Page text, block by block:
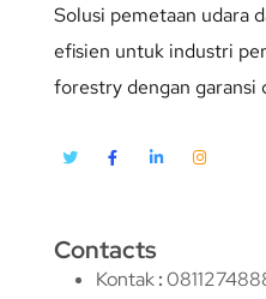
Solusi pemetaan udara
efisien untuk industri
forestry dengan garansi
Contacts
Kontak: